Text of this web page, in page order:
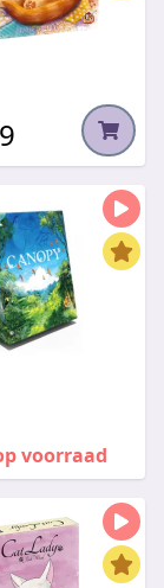
voorraad